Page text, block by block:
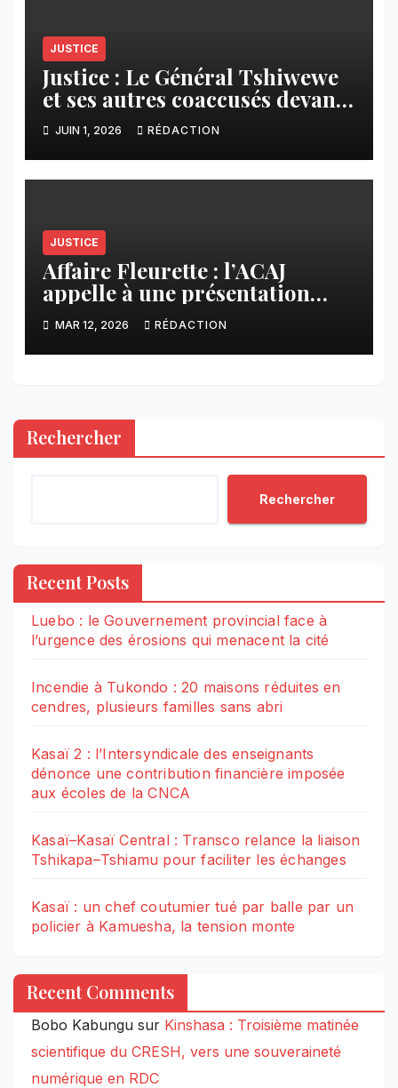
JUSTICE
Justice : Le Général Tshiwewe
et ses autres coaccusés devant
la cour militaire ce jeudi
JUIN 1, 2026 RÉDACTION
JUSTICE
Affaire Fleurette : l’ACAJ
appelle à une présentation
exacte des conclusions de
l’enquête néerlandaise
MAR 12, 2026 RÉDACTION
Rechercher
Rechercher
Recent Posts
Luebo : le Gouvernement provincial face à
l’urgence des érosions qui menacent la cité
Incendie à Tukondo : 20 maisons réduites en
cendres, plusieurs familles sans abri
Kasaï 2 : l’Intersyndicale des enseignants
dénonce une contribution financière imposée
aux écoles de la CNCA
Kasaï–Kasaï Central : Transco relance la liaison
Tshikapa–Tshiamu pour faciliter les échanges
Kasaï : un chef coutumier tué par balle par un
policier à Kamuesha, la tension monte
Recent Comments
Bobo Kabungu sur Kinshasa : Troisième matinée
scientifique du CRESH, vers une souveraineté
numérique en RDC